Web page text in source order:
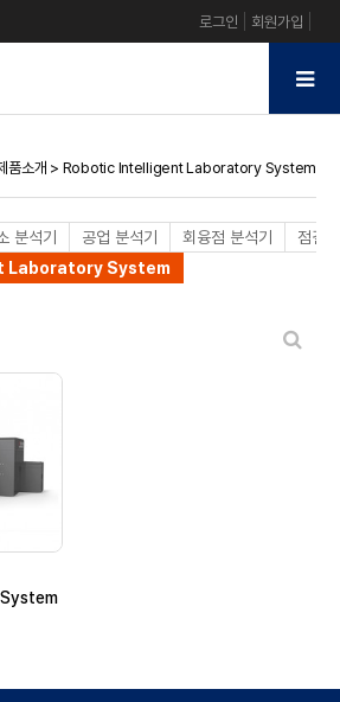
로그인 회원가입
품소개 > Robotic Intelligent Laboratory System
분석기 공업 분석기 회융점 분석기
점결
Laboratory System